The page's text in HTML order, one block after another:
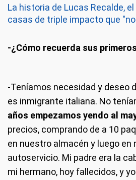
La historia de Lucas Recalde,
casas de triple impacto que
-¿Cómo recuerda sus
-Teníamos necesidad y deseo
es inmigrante italiana. No
años empezamos yendo al
precios, comprando de a 10
en nuestro almacén y luego en
autoservicio. Mi padre era la
mi hermano, hoy fallecidos, y